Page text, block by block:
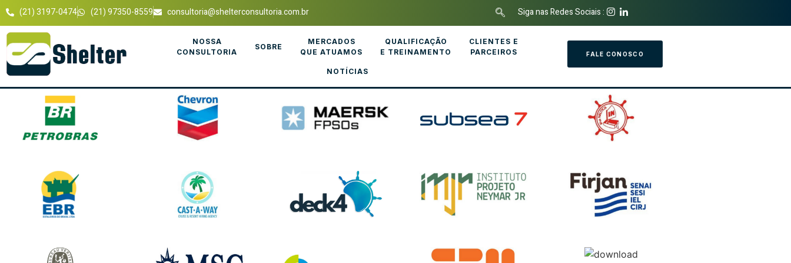
(21) 3197-0474 (21) 97350-8559 consultoria@shelterconsultoria.com.br Siga nas Redes Sociais :
NOSSA
CONSULTORIA
SOBRE
MERCADOS
QUE ATUAMOS
QUALIFICAÇÃO
E TREINAMENTO
CLIENTES E
PARCEIROS
NOTÍCIAS
FALE CONOSCO